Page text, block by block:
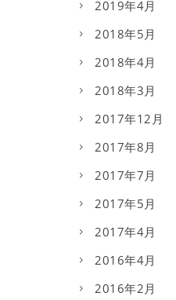
2019年4月
2018年5月
2018年4月
2018年3月
2017年12月
2017年8月
2017年7月
2017年5月
2017年4月
2016年4月
2016年2月